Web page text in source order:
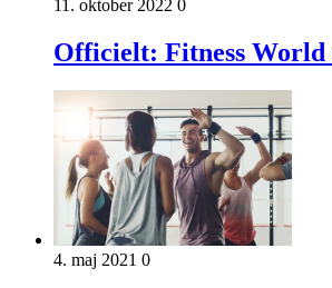
11. oktober 2022 0
Officielt: Fitness World
4. maj 2021 0